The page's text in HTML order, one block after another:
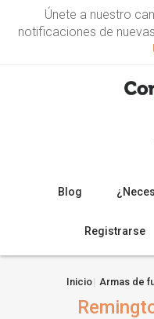
Únete a nuestro
notificaciones de
Blog
Registrarse
Inicio Armas de